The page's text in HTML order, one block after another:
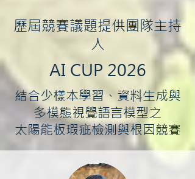
歷屆競賽議題提供團隊主持
人
AI CUP 2026
結合少樣本學習、資料生成與
多模態視覺語言模型之
太陽能板瑕疵檢測與根因競賽